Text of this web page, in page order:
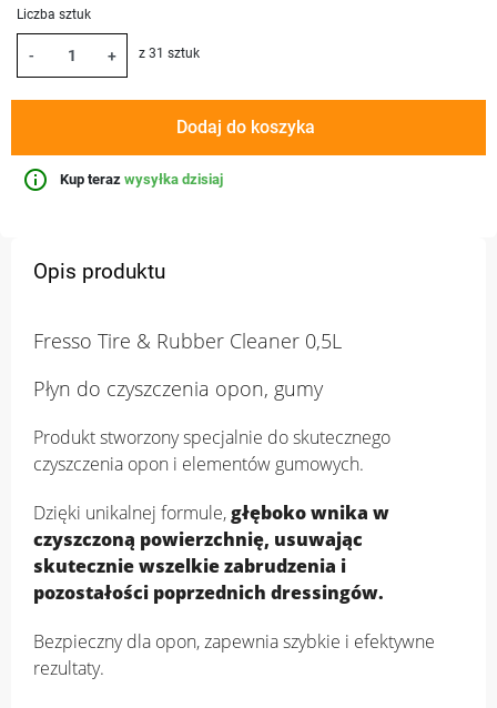
Liczba sztuk
- + z 31 sztuk
Dodaj do koszyka
info_outline Kup teraz wysyłka dzisiaj
Opis produktu
Fresso Tire & Rubber Cleaner 0,5L
Płyn do czyszczenia opon, gumy
‌Produkt stworzony specjalnie do skutecznego
czyszczenia opon i elementów gumowych.
Dzięki unikalnej formule,głęboko wnika w
czyszczoną powierzchnię, usuwając
skutecznie wszelkie zabrudzenia i
pozostałości poprzednich dressingów.
Bezpieczny dla opon, zapewnia szybkie i efektywne
rezultaty.